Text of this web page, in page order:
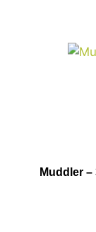
Muddler –